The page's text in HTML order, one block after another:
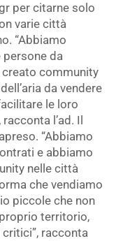
per citarne solo
varie città
“Abbiamo
da
community
da vendere
le loro
l’ad. Il
“Abbiamo
e abbiamo
nelle città
che vendiamo
piccole che non
territorio,
racconta